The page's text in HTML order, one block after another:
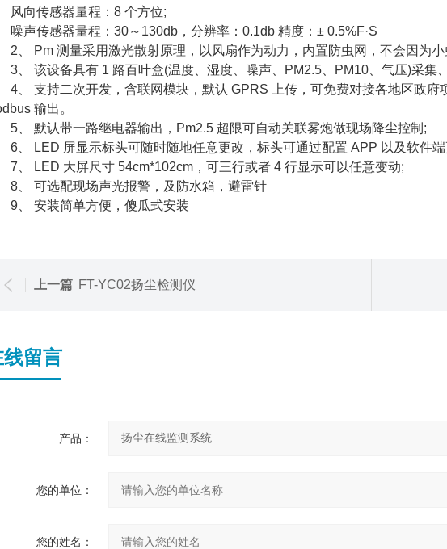
传感器量程：8 个方位;
传感器量程：30～130db，分辨率：0.1db 精度：± 0.5%F·S
Pm 测量采用激光散射原理，以风扇作为动力，内置防虫网，不会因为小
该设备具有 1 路百叶盒(温度、湿度、噪声、PM2.5、PM10、气压)采集、
支持二次开发，含联网模块，默认 GPRS 上传，可免费对接各地区政府
输出。
默认带一路继电器输出，Pm2.5 超限可自动关联雾炮做现场降尘控制;
LED 屏显示标头可随时随地任意更改，标头可通过配置 APP 以及软件端
LED 大屏尺寸 54cm*102cm，可三行或者 4 行显示可以任意变动;
可选配现场声光报警，及防水箱，避雷针
安装简单方便，傻瓜式安装
上一篇 FT-YC02扬尘检测仪
线留言
产品：
您的单位：
您的姓名：